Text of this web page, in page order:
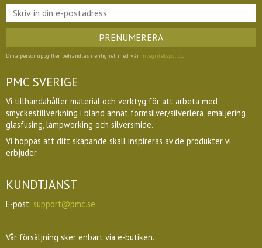
PRENUMERERA
Dina personuppgifter behandlas i enlighet med vår integritetspolicy.
PMC SVERIGE
Vi tillhandahåller material och verktyg för att arbeta med
smyckestillverkning i bland annat formsilver/silverlera, emaljering,
glasfusing, lampworking och silversmide.
Vi hoppas att ditt skapande skall inspireras av de produkter vi
erbjuder.
KUNDTJÄNST
E-post: support@pmc.se
Vår försäljning sker enbart via e-butiken.